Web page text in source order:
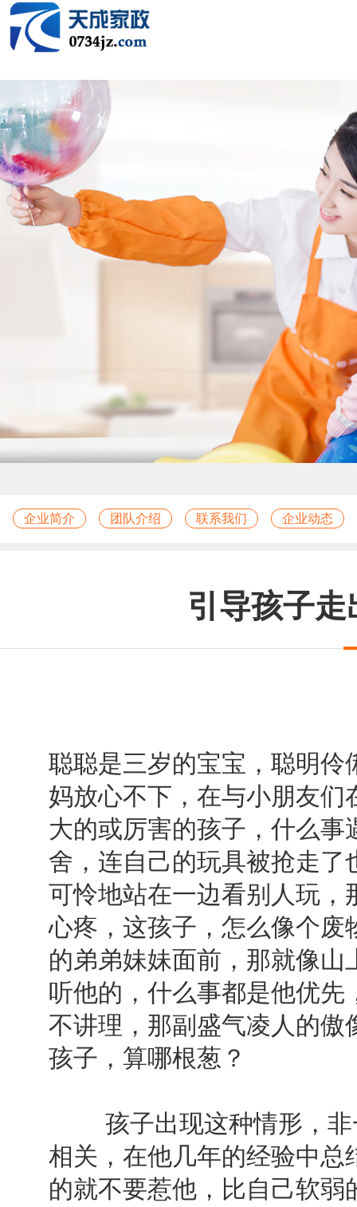
企业简介 团队介绍 联系我们 企业动态
引导孩子
聪聪是三岁的宝宝，聪明
妈放心不下，在与小朋友
大的或厉害的孩子，什么
舍，连自己的玩具被抢走
可怜地站在一边看别人玩
心疼，这孩子，怎么像个
的弟弟妹妹面前，那就像
听他的，什么事都是他优
不讲理，那副盛气凌人的
孩子，算哪根葱？
孩子出现这种情形，非
相关，在他几年的经验中
的就不要惹他，比自己软